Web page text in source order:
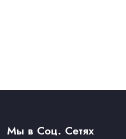
Мы в Соц. Сетях